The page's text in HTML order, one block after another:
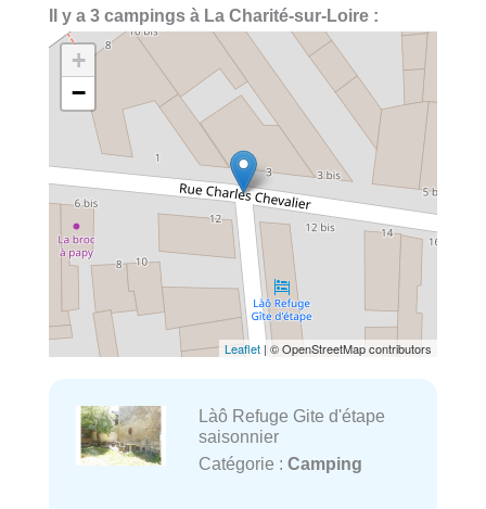
Il y a 3 campings à La Charité-sur-Loire :
+
−
Leaflet | © OpenStreetMap contributors
Làô Refuge Gite d'étape
saisonnier
Catégorie : Camping